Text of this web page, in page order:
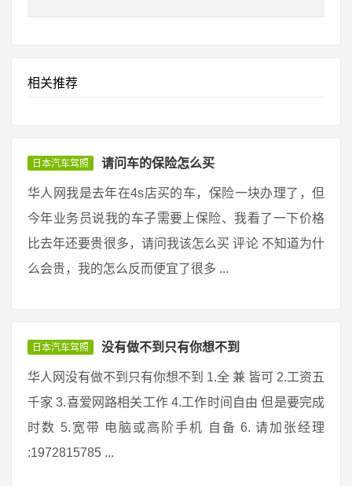
相关推荐
日本汽车驾照 请问车的保险怎么买
华人网我是去年在4s店买的车，保险一块办理了，但
今年业务员说我的车子需要上保险、我看了一下价格
比去年还要贵很多，请问我该怎么买 评论 不知道为什
么会贵，我的怎么反而便宜了很多 ...
日本汽车驾照 没有做不到只有你想不到
华人网没有做不到只有你想不到 1.全 兼 皆可 2.工资五
千家 3.喜爱网路相关工作 4.工作时间自由 但是要完成
时数 5.宽带 电脑或高阶手机 自备 6. 请加张经理
:1972815785 ...